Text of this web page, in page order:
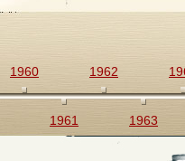
1960
1961
1962
1963